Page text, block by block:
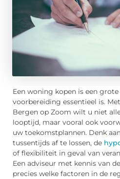
Een woning kopen is een
voorbereiding essentieel is.
Bergen op Zoom wilt u niet
looptijd, maar vooral ook
uw toekomstplannen. Denk
tussentijds af te lossen, de
of flexibiliteit in geval van
Een adviseur met kennis van
precies welke factoren in de